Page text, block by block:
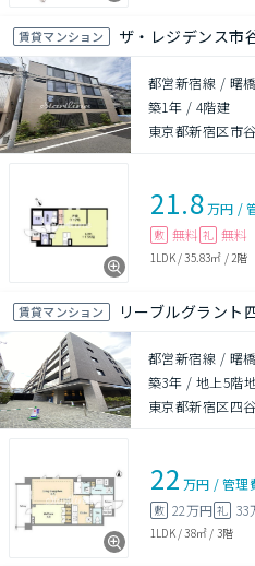
賃貸マンション ザ・レジデンス市
都営新宿線 / 曙
築1年 / 4階建
東京都新宿区市
21.8万円 /
敷 無料 礼 無料
1LDK/35.83㎡ / 2階
賃貸マンション
都営新宿線 / 曙
築3年 / 地上5階
東京都新宿区四
22 万円 /管理
敷 22万円 礼 33
1LDK/38㎡ / 3階